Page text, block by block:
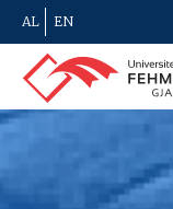
AL EN